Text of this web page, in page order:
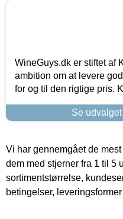
WineGuys.dk er stiftet af
ambition om at levere
for og til den rigtige pris.
Se
Vi har gennemgået de
dem med stjerner fra 1 til 5
sortimentstørrelse,
betingelser,